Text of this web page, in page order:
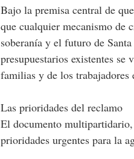
Bajo la premisa central de
que cualquier mecanismo de
soberanía y el futuro de
presupuestarios existentes
familias y de los trabajadores
Las prioridades del reclamo
El documento
prioridades urgentes para la